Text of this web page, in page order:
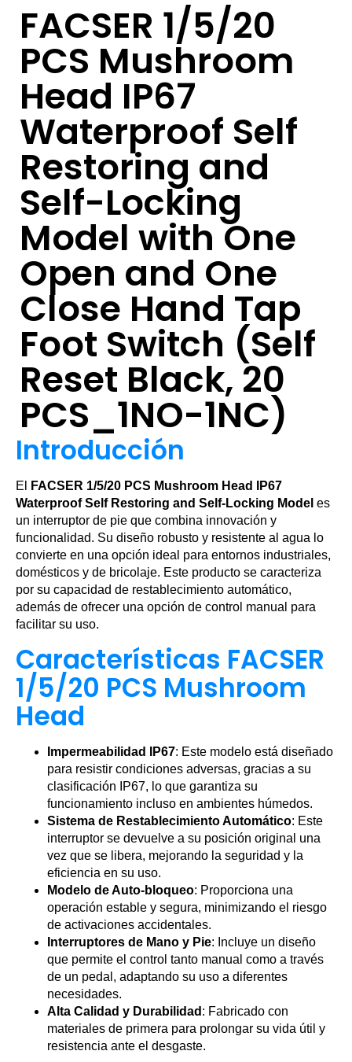
FACSER 1/5/20
PCS Mushroom
Head IP67
Waterproof Self
Restoring and
Self-Locking
Model with One
Open and One
Close Hand Tap
Foot Switch (Self
Reset Black, 20
PCS_1NO-1NC)
Introducción
El
FACSER 1/5/20 PCS Mushroom Head IP67
Waterproof Self Restoring and Self-Locking Model es
un interruptor de pie que combina innovación y
funcionalidad. Su diseño robusto y resistente al agua lo
convierte en una opción ideal para entornos industriales,
domésticos y de bricolaje. Este producto se caracteriza
por su capacidad de restablecimiento automático,
además de ofrecer una opción de control manual para
facilitar su uso.
Características FACSER
1/5/20 PCS Mushroom
Head
Impermeabilidad IP67: Este modelo está diseñado
para resistir condiciones adversas, gracias a su
clasificación IP67, lo que garantiza su
funcionamiento incluso en ambientes húmedos.
Sistema de Restablecimiento Automático: Este
interruptor se devuelve a su posición original una
vez que se libera, mejorando la seguridad y la
eficiencia en su uso.
Modelo de Auto-bloqueo: Proporciona una
operación estable y segura, minimizando el riesgo
de activaciones accidentales.
Interruptores de Mano y Pie: Incluye un diseño
que permite el control tanto manual como a través
de un pedal, adaptando su uso a diferentes
necesidades.
Alta Calidad y Durabilidad : Fabricado con
materiales de primera para prolongar su vida útil y
resistencia ante el desgaste.